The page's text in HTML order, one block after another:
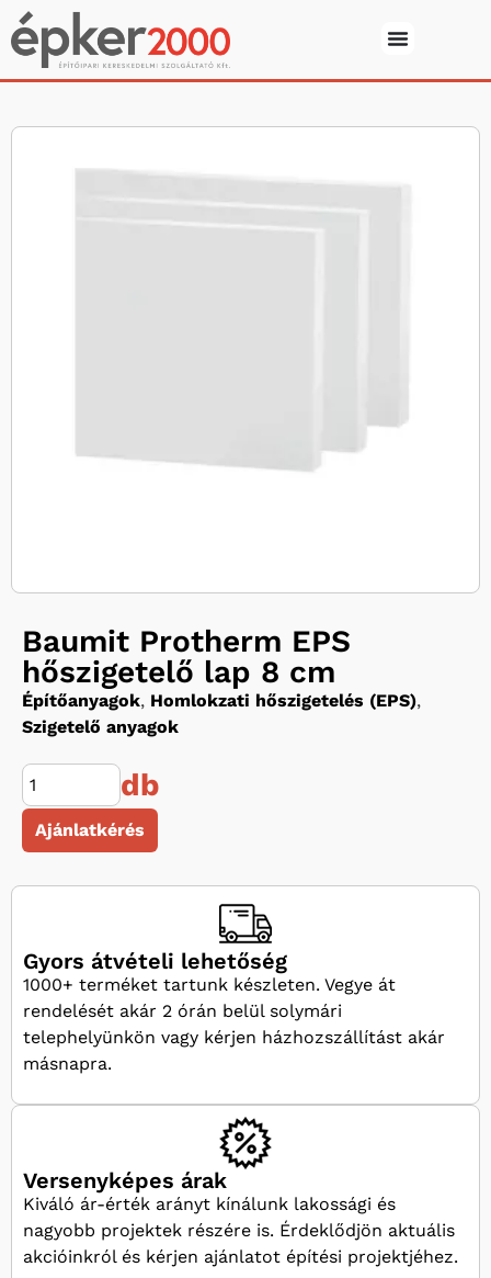
Baumit Protherm EPS
hőszigetelő lap 8 cm
Építőanyagok, Homlokzati hőszigetelés (EPS),
Szigetelő anyagok
db
Ajánlatkérés
Gyors átvételi lehetőség
1000+ terméket tartunk készleten. Vegye át
rendelését akár 2 órán belül solymári
telephelyünkön vagy kérjen házhozszállítást akár
másnapra.
Versenyképes árak
Kiváló ár-érték arányt kínálunk lakossági és
nagyobb projektek részére is. Érdeklődjön aktuális
akcióinkról és kérjen ajánlatot építési projektjéhez.